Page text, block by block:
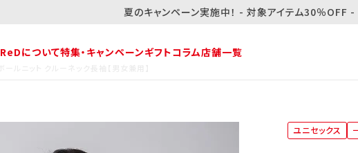
夏のキャンペーン実施中！ - 対象アイテム30％OFF -
ReDについて特集・キャンペーンギフトコラム店舗一覧
ユニセックス